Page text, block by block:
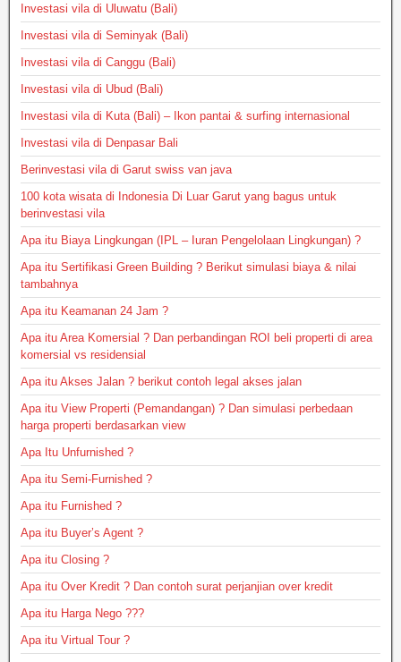
Investasi vila di Uluwatu (Bali)
Investasi vila di Seminyak (Bali)
Investasi vila di Canggu (Bali)
Investasi vila di Ubud (Bali)
Investasi vila di Kuta (Bali) – Ikon pantai & surfing internasional
Investasi vila di Denpasar Bali
Berinvestasi vila di Garut swiss van java
100 kota wisata di Indonesia Di Luar Garut yang bagus untuk
berinvestasi vila
Apa itu Biaya Lingkungan (IPL – Iuran Pengelolaan Lingkungan) ?
Apa itu Sertifikasi Green Building ? Berikut simulasi biaya & nilai
tambahnya
Apa itu Keamanan 24 Jam ?
Apa itu Area Komersial ? Dan perbandingan ROI beli properti di area
komersial vs residensial
Apa itu Akses Jalan ? berikut contoh legal akses jalan
Apa itu View Properti (Pemandangan) ? Dan simulasi perbedaan
harga properti berdasarkan view
Apa Itu Unfurnished ?
Apa itu Semi-Furnished ?
Apa itu Furnished ?
Apa itu Buyer’s Agent ?
Apa itu Closing ?
Apa itu Over Kredit ? Dan contoh surat perjanjian over kredit
Apa itu Harga Nego ???
Apa itu Virtual Tour ?